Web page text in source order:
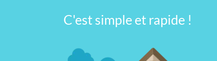
C'est simple et rapide !